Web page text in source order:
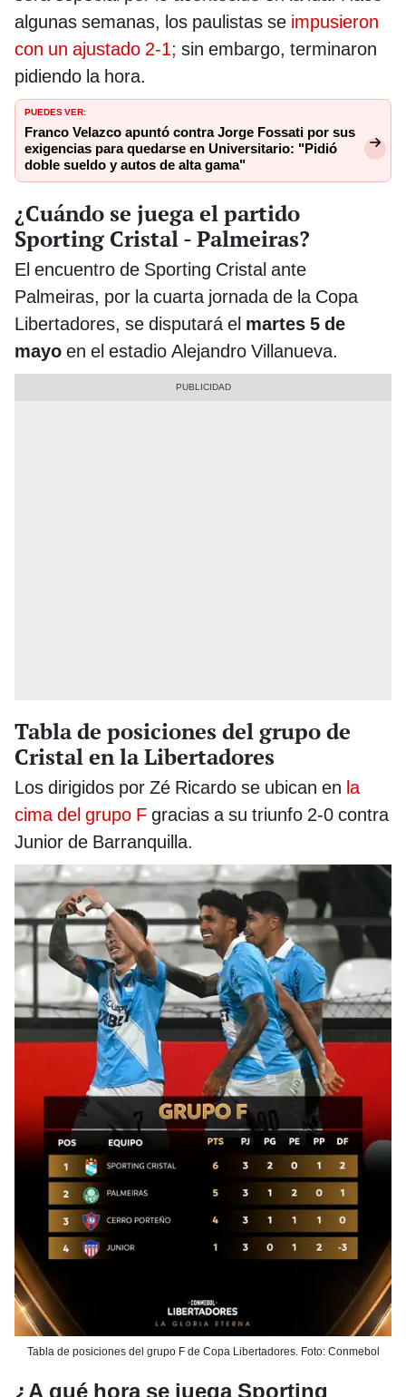
algunas semanas, los paulistas se impusieron
con un ajustado 2-1; sin embargo, terminaron
pidiendo la hora.
PUEDES VER:
Franco Velazco apuntó contra Jorge Fossati por sus
exigencias para quedarse en Universitario: "Pidió
doble sueldo y autos de alta gama"
¿Cuándo se juega el partido
Sporting Cristal - Palmeiras?
El encuentro de Sporting Cristal ante
Palmeiras, por la cuarta jornada de la Copa
Libertadores, se disputará el martes 5 de
mayo en el estadio Alejandro Villanueva.
Tabla de posiciones del grupo de
Cristal en la Libertadores
Los dirigidos por Zé Ricardo se ubican en la
cima del grupo F gracias a su triunfo 2-0 contra
Junior de Barranquilla.
Tabla de posiciones del grupo F de Copa Libertadores. Foto: Conmebol
¿A qué hora se juega Sporting